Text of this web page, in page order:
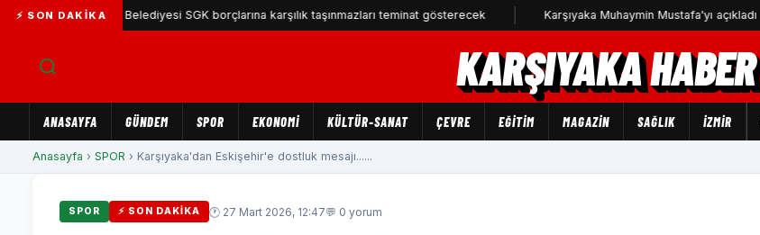
⚡ SON DAKIKA
Karşıyaka Belediyesi SGK borçlarına karşılık taşınmazları teminat gösterecek Karşıyaka Muhaymin Mustafa'yı açıkladı
KARŞIYAKA HABER
ANASAYFA GÜNDEM SPOR EKONOMİ KÜLTÜR-SANAT ÇEVRE EĞİTİM MAGAZİN SAĞLIK İZMİR
Anasayfa › SPOR › Karşıyaka'dan Eskişehir'e dostluk mesajı......
SPOR ⚡ SON DAKIKA 🕐 27 Mart 2026, 12:47💬 0 yorum